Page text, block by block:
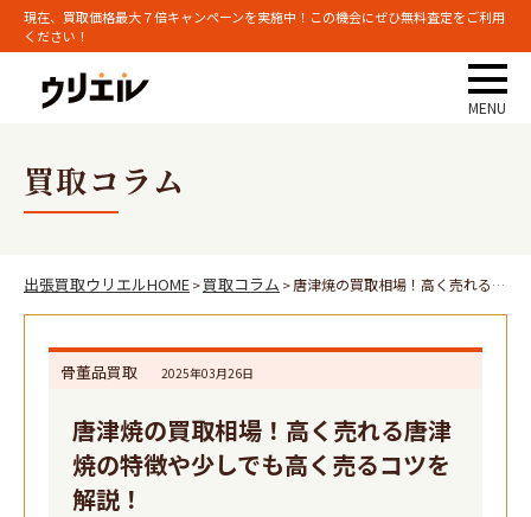
現在、買取価格最大７倍キャンペーンを実施中！この機会にぜひ無料査定をご利用
ください！
買取コラム
出張買取ウリエルHOME>買取コラム >唐津焼の買取相場！高く売れる唐津焼の特徴や少しでも高く売るコツを解説！
骨董品買取 2025年03月26日
唐津焼の買取相場！高く売れる唐津
焼の特徴や少しでも高く売るコツを
解説！